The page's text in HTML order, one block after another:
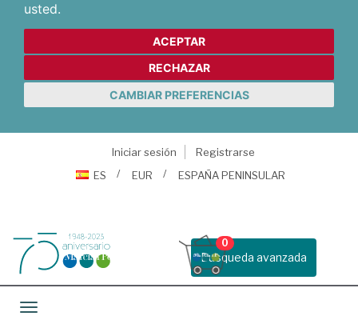
usted.
ACEPTAR
RECHAZAR
CAMBIAR PREFERENCIAS
Iniciar sesión
Registrarse
ES
EUR ESPAÑA PENINSULAR
Busqueda avanzada
0
Toggle navigation